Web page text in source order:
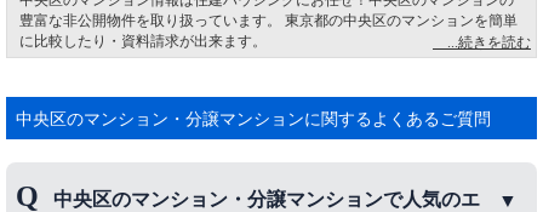
豊富な非公開物件を取り扱っています。 東京都の中央区のマンションを簡単
に比較したり・資料請求が出来ます。
中央区日本橋は、江戸時代には五街道の起点になり、物資運搬の「水の道」
国道路元標」の文字があります。これは当時の総理大臣である佐藤栄作氏の
書かれた文字です。 現在では日本橋の上には首都高速道路が走り、都内の移
動や物流に欠かせない大動脈となっています。
中央区のマンション・分譲マンションに関するよくあるご質問
中央区のマンション・分譲マンションで人気のエ